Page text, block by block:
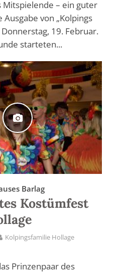
Mitspielende – ein guter
von „Kolpings
19. Februar.
starteten...
Barlag
Kostümfest
Kolpingsfamilie Hollage
Prinzenpaar des